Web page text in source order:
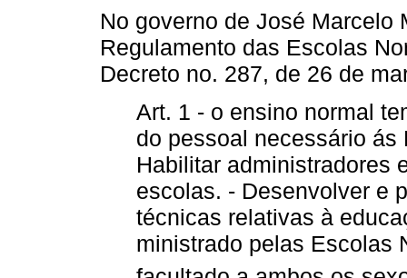
No governo de José Marcelo
Regulamento das Escolas
Decreto no. 287, de 26 de
Art. 1 - o ensino normal
do pessoal necessário
Habilitar administradores
escolas. - Desenvolver e
técnicas relativas à
ministrado pelas Escolas